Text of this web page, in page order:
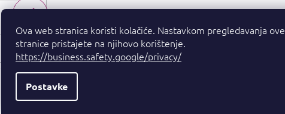
Ova web stranica koristi kolačiće. Nastavkom pregledavanja ove
stranice pristajete na njihovo korištenje.
https://business.safety.google/privacy/
Postavke
Sva prava pridržana.